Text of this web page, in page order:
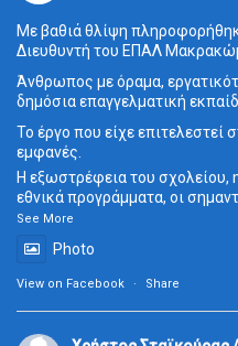
Με βαθιά θλίψη
Διευθυντή του ΕΠΑΛ
Άνθρωπος με όραμα,
δημόσια επαγγελματική
Το έργο που είχε
εμφανές.
Η εξωστρέφεια του σχολείου,
εθνικά προγράμματα, οι
See More
Photo
View on Facebook · Share